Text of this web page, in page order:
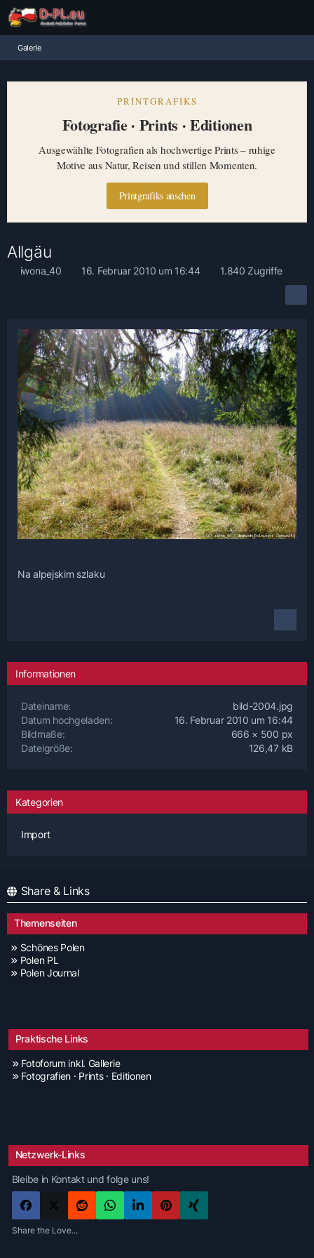
Galerie
PRINTGRAFIKS
Fotografie · Prints · Editionen
Ausgewählte Fotografien als hochwertige Prints – ruhige
Motive aus Natur, Reisen und stillen Momenten.
Printgrafiks ansehen
Allgäu
iwona_40 16. Februar 2010 um 16:44 1.840 Zugriffe
Na alpejskim szlaku
Informationen
Dateiname
bild-2004.jpg
Datum hochgeladen
16. Februar 2010 um 16:44
Bildmaße
666 × 500 px
Dateigröße
126,47 kB
Kategorien
Import
Share & Links
Themenseiten
Schönes Polen
Polen PL
Polen Journal
Praktische Links
Fotoforum inkl. Gallerie
Fotografien · Prints · Editionen
Netzwerk-Links
Bleibe in Kontakt und folge uns!
Share the Love...